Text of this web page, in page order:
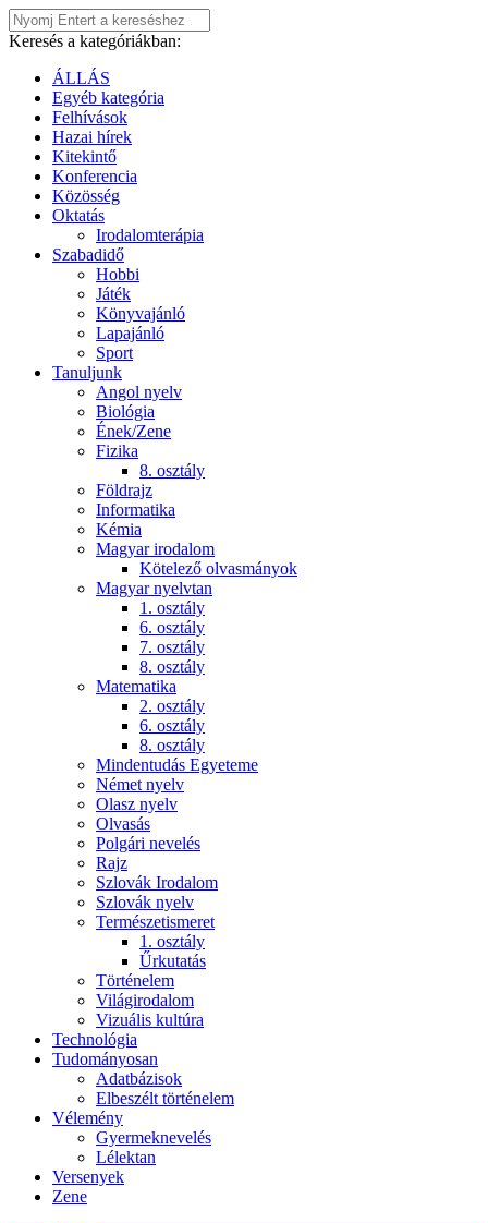
Keresés a kategóriákban:
ÁLLÁS
Egyéb kategória
Felhívások
Hazai hírek
Kitekintő
Konferencia
Közösség
Oktatás
Irodalomterápia
Szabadidő
Hobbi
Játék
Könyvajánló
Lapajánló
Sport
Tanuljunk
Angol nyelv
Biológia
Ének/Zene
Fizika
8. osztály
Földrajz
Informatika
Kémia
Magyar irodalom
Kötelező olvasmányok
Magyar nyelvtan
1. osztály
6. osztály
7. osztály
8. osztály
Matematika
2. osztály
6. osztály
8. osztály
Mindentudás Egyeteme
Német nyelv
Olasz nyelv
Olvasás
Polgári nevelés
Rajz
Szlovák Irodalom
Szlovák nyelv
Természetismeret
1. osztály
Űrkutatás
Történelem
Világirodalom
Vizuális kultúra
Technológia
Tudományosan
Adatbázisok
Elbeszélt történelem
Vélemény
Gyermeknevelés
Lélektan
Versenyek
Zene